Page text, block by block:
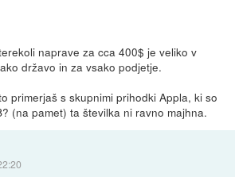
naprave za cca 400$ je veliko v
državo in za vsako podjetje.
primerjaš s skupnimi prihodki Appla, ki so
(na pamet) ta številka ni ravno majhna.